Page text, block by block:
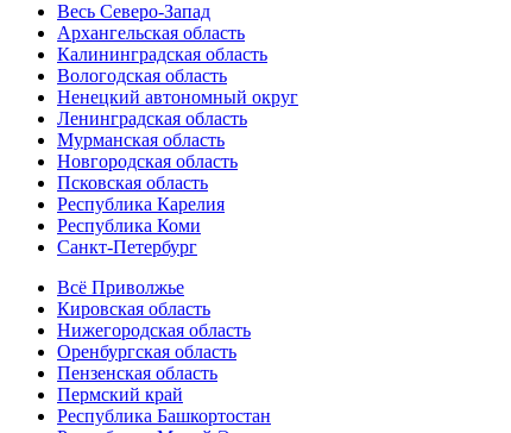
Весь Северо-Запад
Архангельская область
Калининградская область
Вологодская область
Ненецкий автономный округ
Ленинградская область
Мурманская область
Новгородская область
Псковская область
Республика Карелия
Республика Коми
Санкт-Петербург
Всё Приволжье
Кировская область
Нижегородская область
Оренбургская область
Пензенская область
Пермский край
Республика Башкортостан